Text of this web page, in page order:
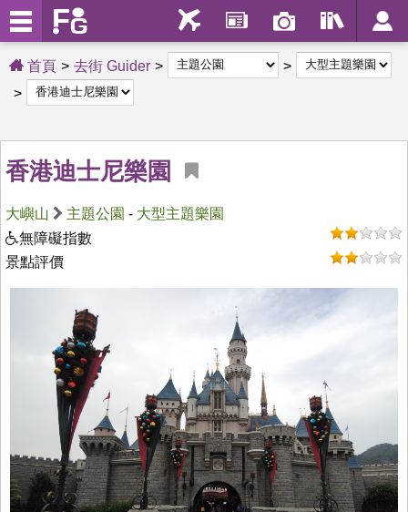
首頁 去街 Guider
香港迪士尼樂園
大嶼山 主題公園 - 大型主題樂園
無障礙指數
景點評價